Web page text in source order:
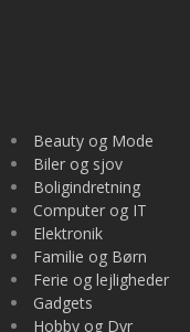
Beauty og Mode
Biler og sjov
Boligindretning
Computer og IT
Elektronik
Familie og Børn
Ferie og lejligheder
Gadgets
Hobby og Dyr